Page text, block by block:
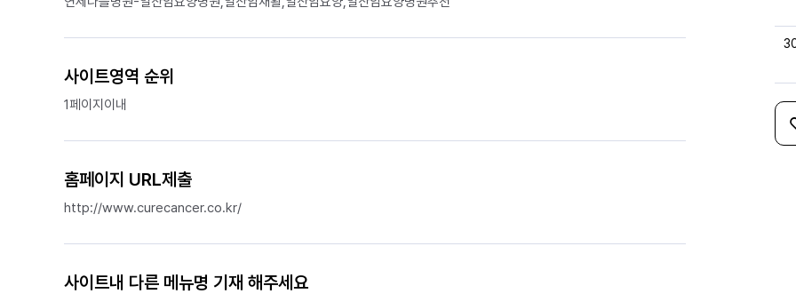
사이트영역 순위
1페이지이내
홈페이지 URL제출
http://www.curecancer.co.kr/
사이트내 다른 메뉴명 기재 해주세요